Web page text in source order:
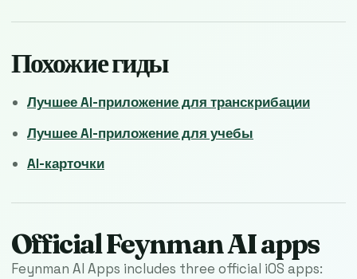
Похожие гиды
Лучшее AI-приложение для транскрибации
Лучшее AI-приложение для учебы
AI-карточки
Official Feynman AI apps
Feynman AI Apps includes three official iOS apps: